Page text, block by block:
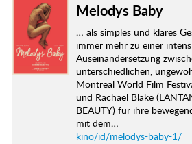
Melodys Baby
… als simples und klares
immer mehr zu einer
Auseinandersetzung
unterschiedlichen,
Montreal World Film
und Rachael Blake
BEAUTY) für ihre
mit dem…
kino/id/melodys-baby-1/